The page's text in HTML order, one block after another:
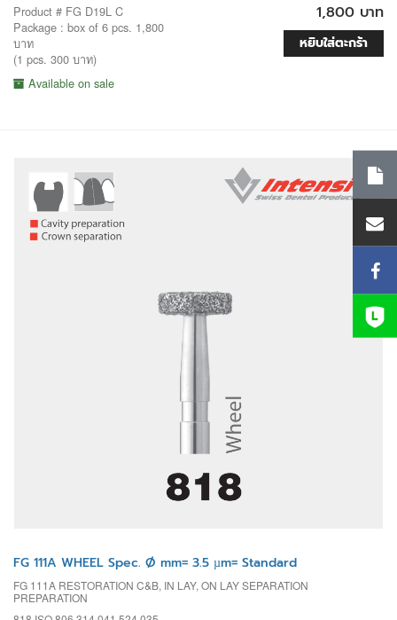
Product # FG D19L C
Package : box of 6 pcs. 1,800
บาท
(1 pcs. 300 บาท)
Available on sale
1,800 บาท
หยิบใส่ตะกร้า
FG 111A WHEEL Spec. Ø mm= 3.5 µm= Standard
FG 111A RESTORATION C&B, IN LAY, ON LAY SEPARATION
PREPARATION